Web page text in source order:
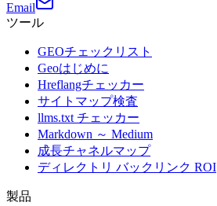
Email
ツール
GEOチェックリスト
Geoはじめに
Hreflangチェッカー
サイトマップ検査
llms.txt チェッカー
Markdown ～ Medium
成長チャネルマップ
ディレクトリ バックリンク ROI
製品